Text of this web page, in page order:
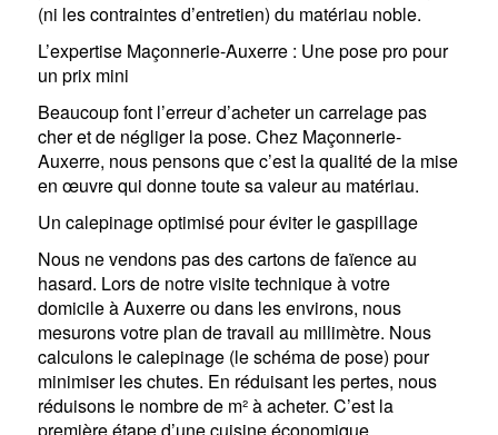
(ni les contraintes d’entretien) du matériau noble.
L’expertise Maçonnerie-Auxerre : Une pose pro pour
un prix mini
Beaucoup font l’erreur d’acheter un carrelage pas
cher et de négliger la pose. Chez Maçonnerie-
Auxerre, nous pensons que c’est la qualité de la mise
en œuvre qui donne toute sa valeur au matériau.
Un calepinage optimisé pour éviter le gaspillage
Nous ne vendons pas des cartons de faïence au
hasard. Lors de notre visite technique à votre
domicile à Auxerre ou dans les environs, nous
mesurons votre plan de travail au millimètre. Nous
calculons le calepinage (le schéma de pose) pour
minimiser les chutes. En réduisant les pertes, nous
réduisons le nombre de m² à acheter. C’est la
première étape d’une cuisine économique.